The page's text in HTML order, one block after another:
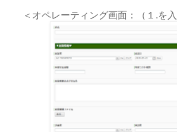
＜オペレーティング画面：（１.を